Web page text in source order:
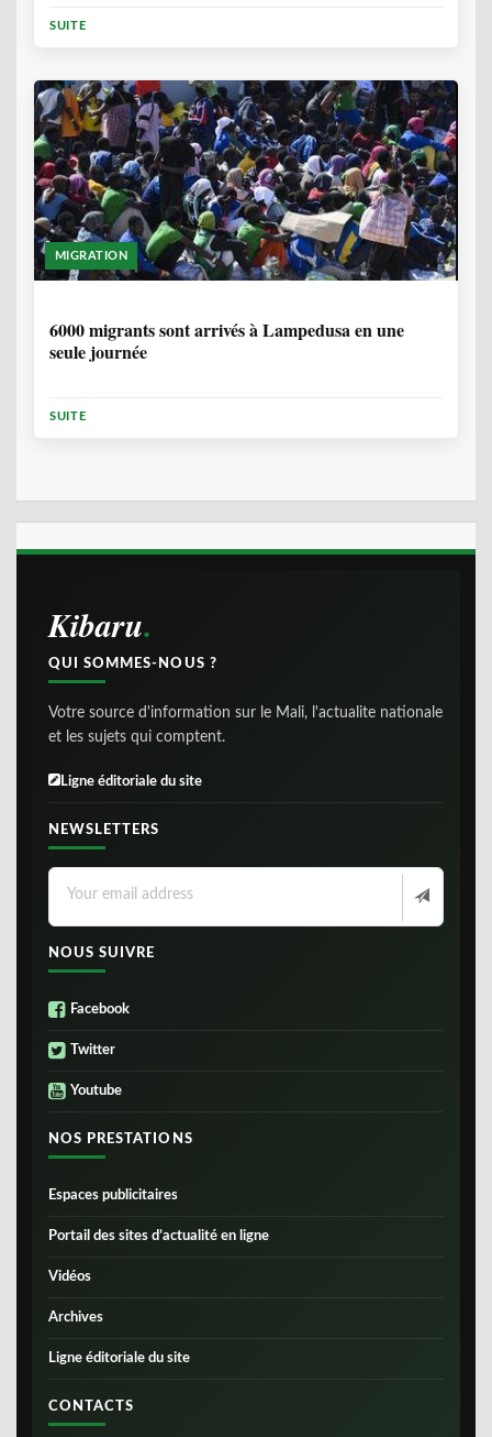
SUITE
MIGRATION
6000 migrants sont arrivés à Lampedusa en une
seule journée
SUITE
Kibaru
QUI SOMMES-NOUS ?
Votre source d'information sur le Mali, l'actualite nationale
et les sujets qui comptent.
Ligne éditoriale du site
NEWSLETTERS
NOUS SUIVRE
Facebook
Twitter
Youtube
NOS PRESTATIONS
Espaces publicitaires
Portail des sites d’actualité en ligne
Vidéos
Archives
Ligne éditoriale du site
CONTACTS